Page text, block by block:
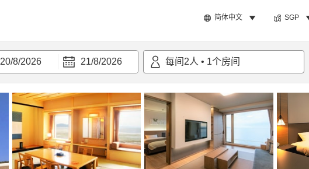
简体中文 SGP
20/8/2026 21/8/2026 每间 2人 • 1个房间